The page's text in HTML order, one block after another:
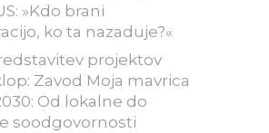
»Kdo brani
ko ta nazaduje?«
projektov
Zavod Moja mavrica
Od lokalne do
soodgovornosti